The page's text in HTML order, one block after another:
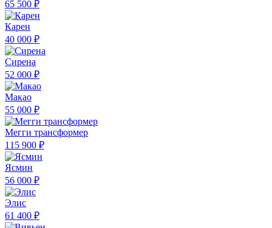
65 500 ₽
Карен
40 000 ₽
Сирена
52 000 ₽
Макао
55 000 ₽
Мегги трансформер
115 900 ₽
Ясмин
56 000 ₽
Элис
61 400 ₽